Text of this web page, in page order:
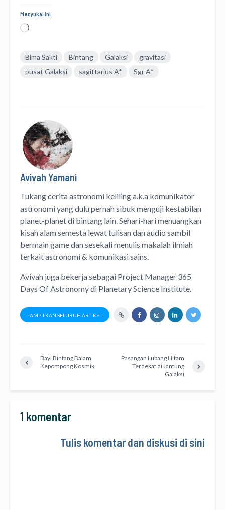
Menyukai ini:
Memuat...
Bima Sakti Bintang Galaksi
gravitasi
pusat Galaksi
sagittarius A* Sgr A*
Avivah Yamani
Tukang cerita astronomi kelilinga.k.a komunikator
astronomiyang dulu pernah sibuk menguji kestabilan
planet-planet di bintang lain. Sehari-hari menuangkan
kisah alam semesta lewattulisandanaudio sambil
bermain game dan sesekali menulis makalah ilmiah
terkait astronomi & komunikasi sains.
Avivah juga bekerja sebagai Project Manager 365
Days Of Astronomydi Planetary Science Institute.
TAMPILKAN SELURUH ARTIKEL
Bayi Bintang Dalam
Kepompong Kosmik
Pasangan Lubang Hitam
Terdekat di Jantung
Galaksi
1 komentar
Tulis komentar dan diskusi di sini